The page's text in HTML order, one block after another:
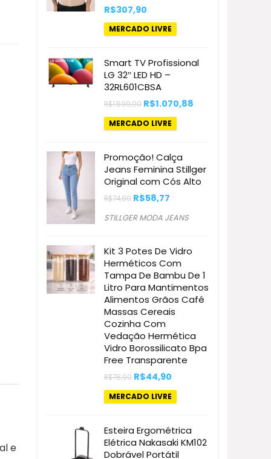
e
R$307,90
MERCADO LIVRE
Smart TV Profissional
LG 32″ LED HD –
32RL601CBSA
R$1.599,00 O
original
era:
R$1.070,88
MERCADO LIVRE
Promoção! Calça
Jeans Feminina Stillger
Original com Cós Alto
R$74,90 O
preço
original
era:
R$58,77
atual
é:
STILLGER MODA JEANS
Kit 3 Potes De Vidro
Herméticos Com
Tampa De Bambu De 1
Litro Para Mantimentos
Alimentos Grãos Café
Massas Cereais
Cozinha Com
Vedação Hermética
Vidro Borossilicato Bpa
Free Transparente
R$78,90 O
preço
original
era:
R$44,90
atual
é:
MERCADO LIVRE
Esteira Ergométrica
Elétrica Nakasaki KM102
Dobrável Portátil